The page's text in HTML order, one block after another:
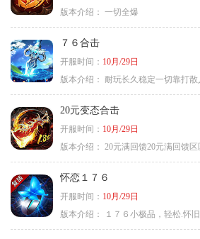
版本介绍： 一切全爆
７６合击
开服时间： 10月/29日
版本介绍： 耐玩长久稳定一切靠打散
20元变态合击
开服时间： 10月/29日
版本介绍： 20元满回馈20元满回馈
怀恋１７６
开服时间： 10月/29日
版本介绍：
１７６小极品，轻松.怀